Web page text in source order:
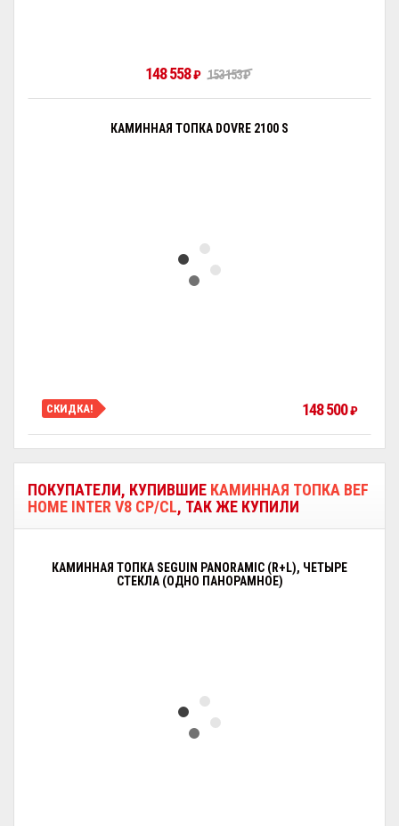
148 558₽ 153 153₽
КАМИННАЯ ТОПКА DOVRE 2100 S
СКИДКА! 148 500₽
ПОКУПАТЕЛИ, КУПИВШИЕ КАМИННАЯ ТОПКА BEF
HOME INTER V8 CP/CL, ТАК ЖЕ КУПИЛИ
КАМИННАЯ ТОПКА SEGUIN PANORAMIC (R+L), ЧЕТЫРЕ
СТЕКЛА (ОДНО ПАНОРАМНОЕ)